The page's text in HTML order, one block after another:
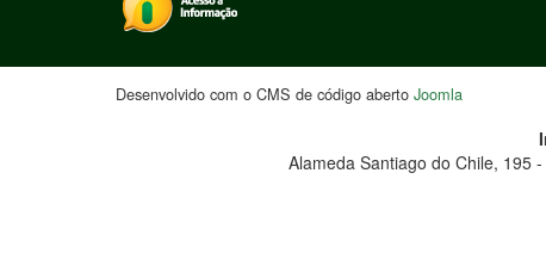
Desenvolvido com o CMS de código aberto Joomla
Alameda Santiago do Chile, 195